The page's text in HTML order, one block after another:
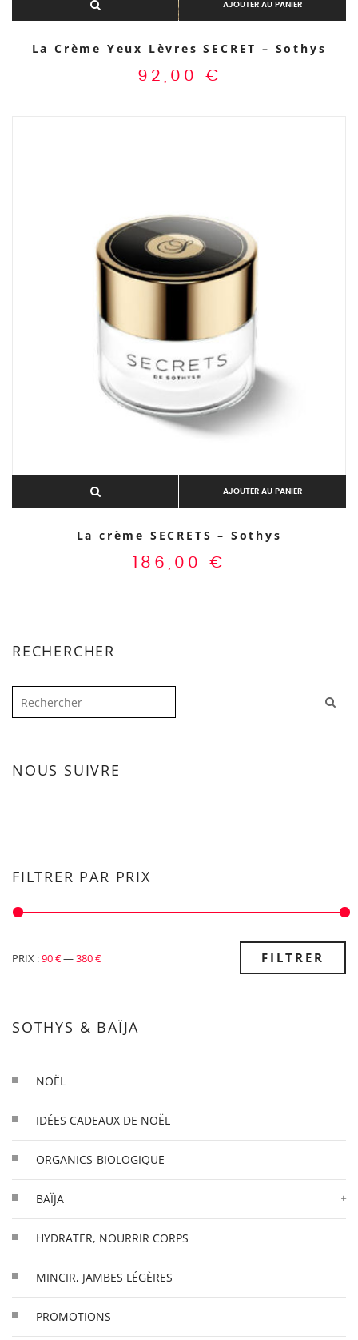
AJOUTER AU PANIER
La Crème Yeux Lèvres SECRET – Sothys
92,00 €
AJOUTER AU PANIER
La crème SECRETS – Sothys
186,00 €
RECHERCHER
NOUS SUIVRE
FILTRER PAR PRIX
PRIX
PRIX
FILTRER
PRIX :90 €—380 €
SOTHYS & BAÏJA
NOËL
IDÉES CADEAUX DE NOËL
ORGANICS-BIOLOGIQUE
BAÏJA
HYDRATER, NOURRIR CORPS
MINCIR, JAMBES LÉGÈRES
PROMOTIONS